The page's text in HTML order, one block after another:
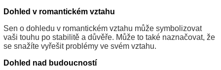
Dohled v romantickém vztahu
Sen o dohledu v romantickém vztahu může symbolizovat
vaši touhu po stabilitě a důvěře. Může to také naznačovat, že
se snažíte vyřešit problémy ve svém vztahu.
Dohled nad budoucností